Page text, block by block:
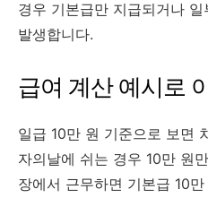
경우 기본급만 지급되거나
발생합니다.
급여 계산 예시로
일급 10만 원 기준으로 보면
자의날에 쉬는 경우 10만 원
장에서 근무하면 기본급 10